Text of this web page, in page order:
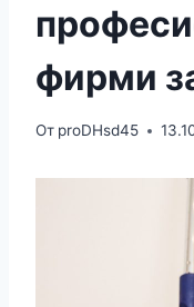
фирми
От proDHsd45